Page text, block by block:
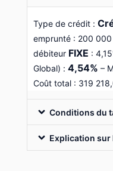
Type de crédit :
emprunté : 200 000
débiteur FIXE :
Global) : 4,54% –
Coût total : 319
Conditions du
Explication sur